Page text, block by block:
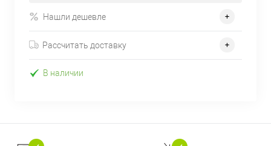
Нашли дешевле
Рассчитать доставку
В наличии